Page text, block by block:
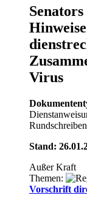
Virus
Rundschreiben
Stand:
Außer Kraft
Themen:
Vorschrift